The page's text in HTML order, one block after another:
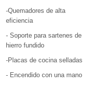
-Quemadores de alta
eficiencia
- Soporte para sartenes de
hierro fundido
-Placas de cocina selladas
- Encendido con una mano